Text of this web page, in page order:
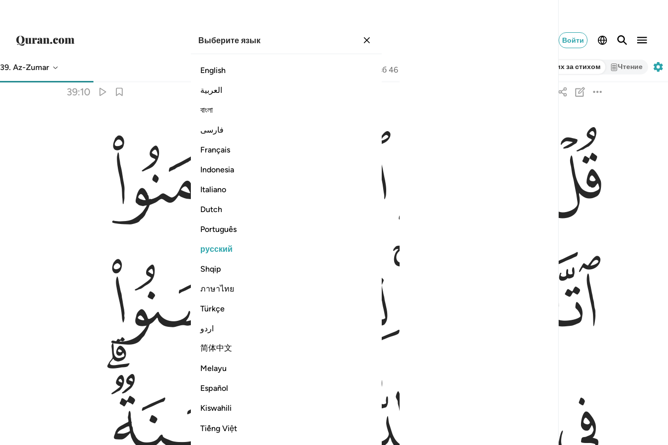
Войти
Выберите язык
English
العربية
বাংলা
فارسی
Français
Indonesia
Italiano
Dutch
Português
русский
Shqip
ภาษาไทย
Türkçe
اردو
简体中文
Melayu
Español
Kiswahili
Tiếng Việt
39. Az-Zumar Хизб 46 Стих за стихом Чтение
39:10
قل يا عباد الذين امنوا اتقوا ربكم للذين احسنوا في هاذه الدنيا حسنة وارض الله واسعة انما يوفى الصابرون اجرهم بغير حساب ١٠
قُلْ يَـٰعِبَادِ ٱلَّذِينَ ءَامَنُوا۟ ٱتَّقُوا۟ رَبَّكُمْ ۚ لِلَّذِينَ أَحْسَنُوا۟ فِى هَـٰذِهِ ٱلدُّنْيَا حَسَنَةٌۭ ۗ وَأَرْضُ ٱللَّهِ وَٰسِعَةٌ ۗ إِنَّمَا يُوَفَّى ٱلصَّـٰبِرُونَ أَجْرَهُم بِغَيْرِ حِسَابٍۢ ١٠
ﳏ ﳐﳑ ﳒ
ﳓ
ﳖ
ﳗ